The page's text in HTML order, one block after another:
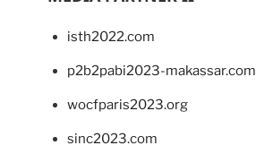
isth2022.com
p2b2pabi2023-makassar.com
wocfparis2023.org
sinc2023.com